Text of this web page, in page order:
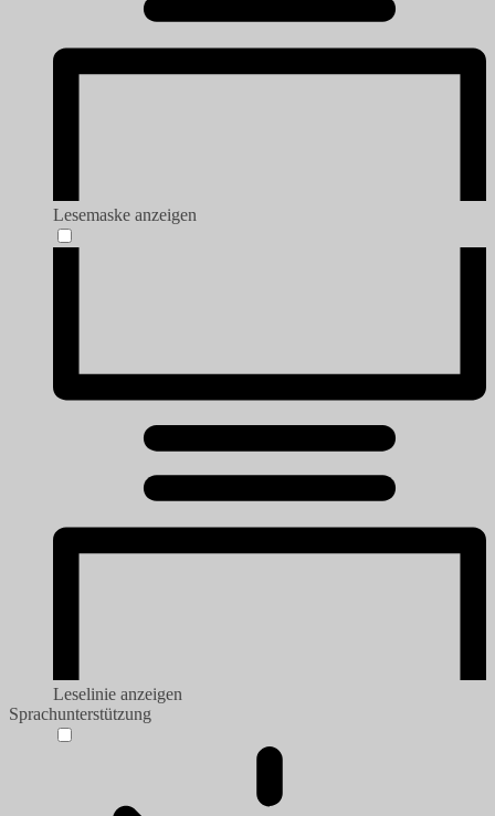
Lesemaske anzeigen
Leselinie anzeigen
Sprachunterstützung